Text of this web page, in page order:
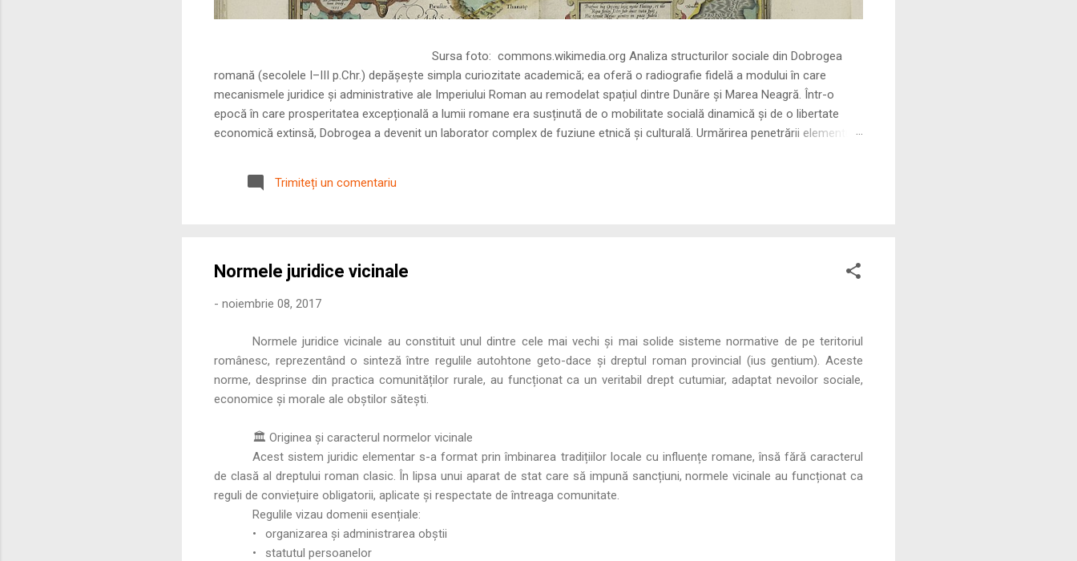
Sursa foto: commons.wikimedia.org Analiza structurilor sociale din Dobrogea
romană (secolele I–III p.Chr.) depășește simpla curiozitate academică; ea oferă o radiografie fidelă a modului în care
mecanismele juridice și administrative ale Imperiului Roman au remodelat spațiul dintre Dunăre și Marea Neagră. Într-o
epocă în care prosperitatea excepțională a lumii romane era susținută de o mobilitate socială dinamică și de o libertate
economică extinsă, Dobrogea a devenit un laborator complex de fuziune etnică și culturală. Urmărirea penetrării elementului
precizie profunzimea și ritmul procesului de rom...
Trimiteți un comentariu
Normele juridice vicinale
- noiembrie 08, 2017
Normele juridice vicinale au constituit unul dintre cele mai vechi și mai solide sisteme normative de pe teritoriul
românesc, reprezentând o sinteză între regulile autohtone geto-dace și dreptul roman provincial (ius gentium). Aceste
norme, desprinse din practica comunităților rurale, au funcționat ca un veritabil drept cutumiar, adaptat nevoilor sociale,
economice și morale ale obștilor sătești.
🏛️ Originea și caracterul normelor vicinale
Acest sistem juridic elementar s-a format prin îmbinarea tradițiilor locale cu influențe romane, însă fără caracterul
de clasă al dreptului roman clasic. În lipsa unui aparat de stat care să impună sancțiuni, normele vicinale au funcționat ca
reguli de conviețuire obligatorii, aplicate și respectate de întreaga comunitate.
Regulile vizau domenii esențiale:
•
organizarea și administrarea obștii
•
statutul persoanelor